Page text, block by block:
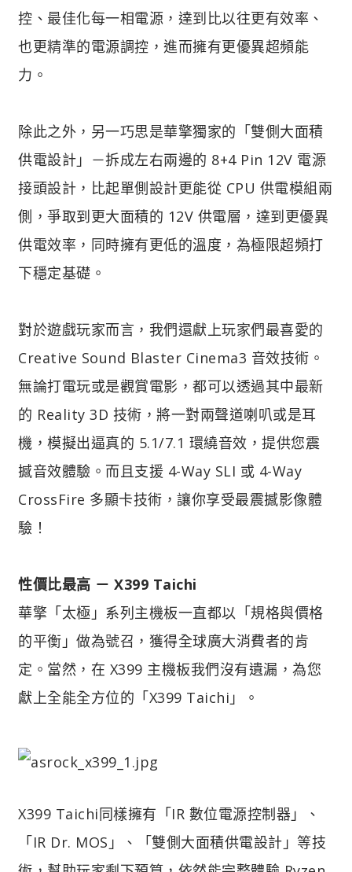
控、最佳化每一相電源，達到比以往更有效率、
也更精準的電源調控，進而擁有更優異超頻能
力。
除此之外，另一巧思是華擎獨家的「雙側大面積
供電設計」－拆成左右兩邊的 8+4 Pin 12V 電源
接頭設計，比起單側設計更能從 CPU 供電模組兩
側，爭取到更大面積的 12V 供電層，達到更優異
供電效率，同時擁有更低的溫度，為極限超頻打
下穩定基礎。
對於遊戲玩家而言，我們還獻上玩家們最喜愛的
Creative Sound Blaster Cinema3 音效技術。
無論打電玩或是觀賞電影，都可以透過其中最新
的 Reality 3D 技術，將一對兩聲道喇叭或是耳
機，模擬出逼真的 5.1/7.1 環繞音效，提供您震
撼音效體驗。而且支援 4-Way SLI 或 4-Way
CrossFire 多顯卡技術，讓你享受最震撼影像體
驗！
性價比最高 － X399 Taichi
華擎「太極」系列主機板一直都以「規格與價格
的平衡」做為號召，獲得全球廣大消費者的肯
定。當然，在 X399 主機板我們沒有遺漏，為您
獻上全能全方位的「X399 Taichi」。
X399 Taichi同樣擁有「IR 數位電源控制器」、
「IR Dr. MOS」、「雙側大面積供電設計」等技